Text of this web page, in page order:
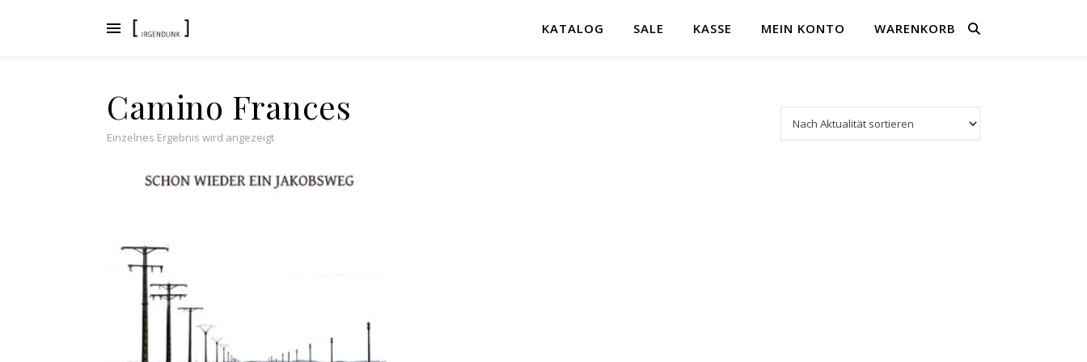
KATALOG SALE KASSE MEIN KONTO WARENKORB
Camino Frances
Einzelnes Ergebnis wird angezeigt